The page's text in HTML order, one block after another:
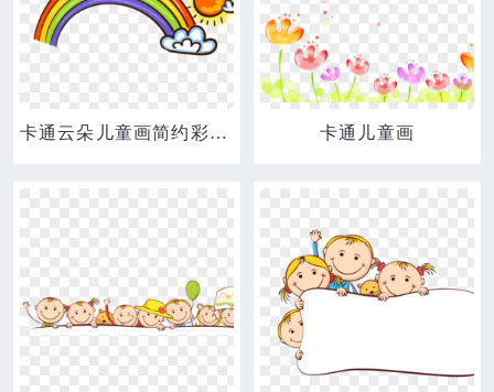
卡通云朵儿童画简约彩虹免抠元素 卡通儿童画